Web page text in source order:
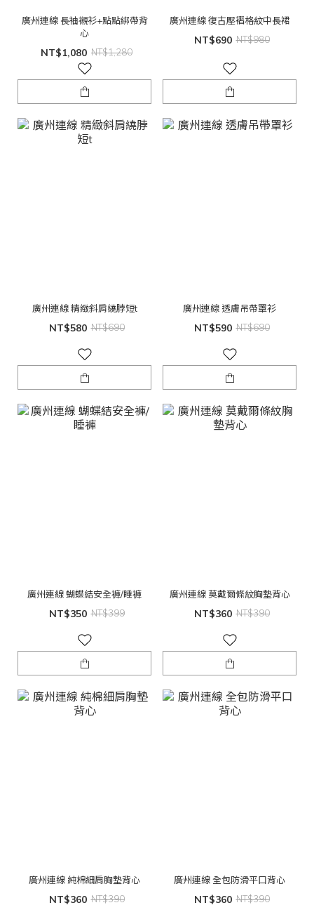
廣州連線 長袖襯衫+點點綁帶背
心
NT$1,080 NT$1,280
廣州連線 復古壓褶格紋中長裙
NT$690 NT$980
廣州連線 精緻斜肩繞脖短t
NT$580 NT$690
廣州連線 透膚吊帶罩衫
NT$590 NT$690
廣州連線 蝴蝶結安全褲/睡褲
NT$350 NT$399
廣州連線 莫戴爾條紋胸墊背心
NT$360 NT$390
廣州連線 純棉細肩胸墊背心
NT$360 NT$390
廣州連線 全包防滑平口背心
NT$360 NT$390